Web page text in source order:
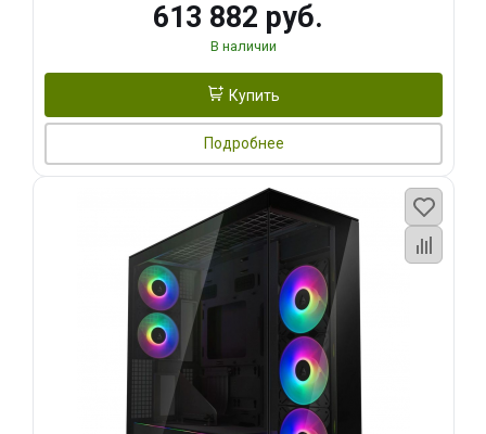
613 882 руб.
В наличии
Купить
Подробнее